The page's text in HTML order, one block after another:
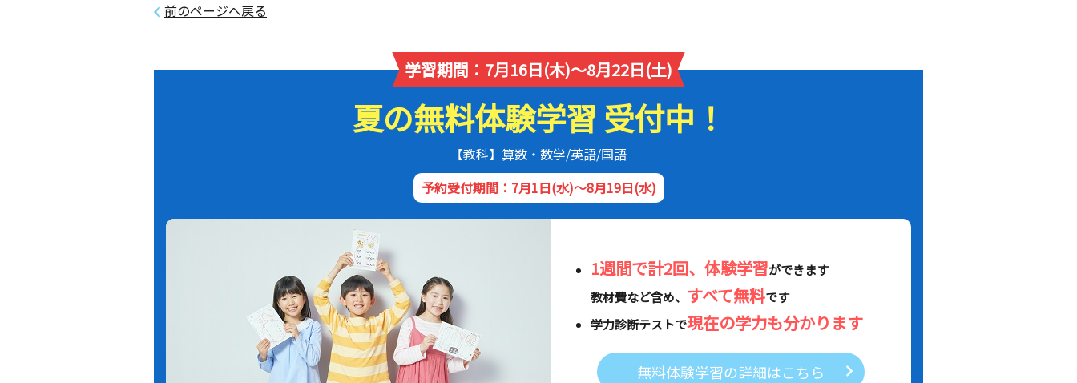
前のページへ戻る
学習期間：7月16日(木)～8月22日(土)
夏の無料体験学習 受付中！
【教科】算数・数学/英語/国語
予約受付期間：7月1日(水)～8月19日(水)
1週間で計2回、体験学習ができます
教材費など含め、 すべて無料です
学力診断テストで現在の学力も分かります
無料体験学習の詳細はこちら